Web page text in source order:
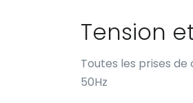
Tension
Toutes les prises
50Hz